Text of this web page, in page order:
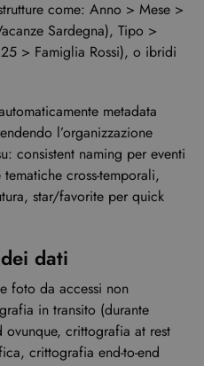
come: Anno > Mese >
Sardegna), Tipo >
> Famiglia Rossi), o ibridi
metadata
l’organizzazione
consistent naming per eventi
cross-temporali,
star/favorite per quick
dati
foto da accessi non
in transito (durante
crittografia at rest
crittografia end-to-end